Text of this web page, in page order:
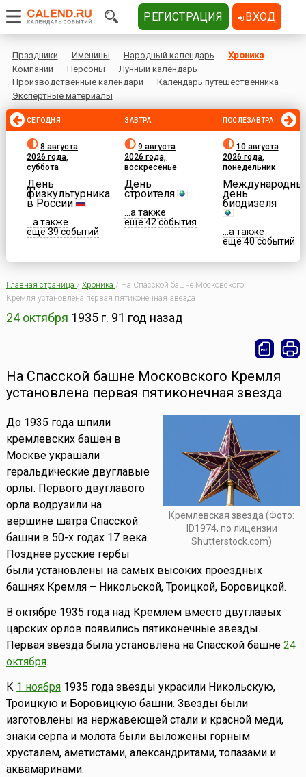
Праздники Именины Народный календарь
Хроника
Компании
Персоны
Лунный календарь
Производственные календари
Календарь путешественника
Экспертные материалы
СЕГОДНЯ
8 августа
2026 года,
суббота
День
физкультурника
в России
...а также
еще 39 событий
ЗАВТРА
9 августа
2026 года,
воскресенье
День
строителя
...а также
еще 42 события
ПОСЛЕЗАВТРА
10 августа
2026 года,
понедельник
день
биодизеля
...а также
еще 40 событий
Главная страница / Хроника / На Спасской башне Московского
Кремля установлена первая пятиконечная звезда
24 октября 1935 г. 91 год назад
На Спасской башне Московского Кремля
установлена первая пятиконечная звезда
Кремлевская звезда (Фото:
ID1974, по лицензии
Shutterstock.com)
До 1935 года шпили
кремлевских башен в
Москве украшали
геральдические двуглавые
орлы. Первого двуглавого
орла водрузили на
вершине шатра Спасской
башни в 50-х годах 17 века.
Позднее русские гербы
были установлены на самых высоких проездных
башнях Кремля – Никольской, Троицкой, Боровицкой.
В октябре 1935 года над Кремлем вместо двуглавых
царских орлов появились пятиконечные звезды.
Первая звезда была установлена на Спасской башне 24
октября.
К 1 ноября1935 года звезды украсили Никольскую,
Троицкую и Боровицкую башни. Звезды были
изготовлены из нержавеющей стали и красной меди,
знаки серпа и молота были выложены горным
хрусталем, аметистами, александритами, топазами и
аквамаринами.
РЕГИСТРАЦИЯ ВХОД